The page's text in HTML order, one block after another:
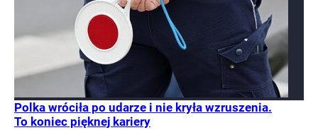
Polka wróciła po udarze i nie kryła wzruszenia.
To koniec pięknej kariery